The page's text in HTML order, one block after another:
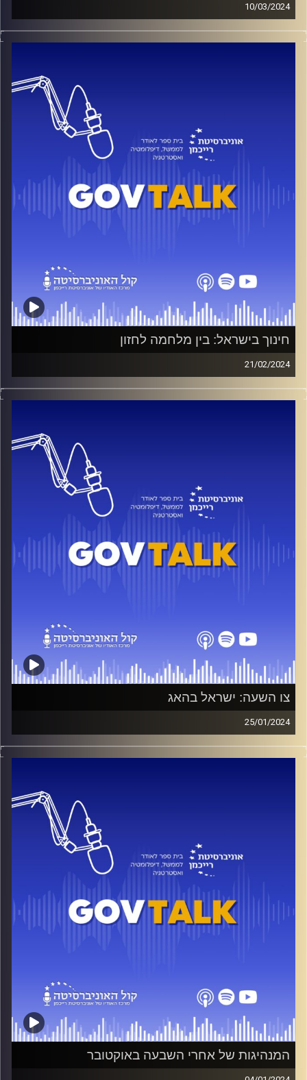
10/03/2024
מאז ה-7 באוקטובר, החברה שלנו לא נראית אותו הדבר. מה זה
PTSD? מה בעצם קרה לנו? איך מעכלים? וכיצד מתמודדים?
הקלינית, התיאורטית והארגונית. שימש בעבר כחבר בוועדה
לארגון השירות הפסיכיאטרי לשעת חירום, מטעם משרד
הבריאות. זוהר גם שימש כחבר במועצה הלאומית לבריאות
הנפש. עד לפני מספר שנים, זוהר שירת כאלוף משנה
במילואים בתפקיד קב"ן פיקוד העורף וכיועץ בכיר של מחלקת
בריאות הנפש בצה"ל.
Gov Talk
הפודאקסט הרשמי של ביה״ס לאודר לממשל,
קרדיט תמונות:בית ספר לאודר לממשל דיפלומטיה ואסטרטגיה
חינוך בישראל: בין מלחמה לחזון
21/02/2024
חינוך בזמן לחימה- איך זה עובד? איך ישראל מתכוונת לשקם
את בתי הספר בישוביי העוטף עבור דור העתיד שלנו? ואיך
משירות ותרומה למדינה? סולידריות, תיקון ותקווה- אלו שלושת
המילים שינחו את הפרק. הרב שי פירון, שר החינוך לשעבר,
נשיא תנועת ״פנימה״ והממונה על תכנית שיקום בתי הספר
בעוטף הצטרף אלינו בכדי לענות על שאלות שמטרידות את
כולנו לאחר האסון של השבעה באוקטובר.
קרדיט תמונות:
בית ספר לאודר לממשל דיפלומטיה ואסטרטגיה
צו השעה: ישראל בהאג
25/01/2024
כל מה שרציתם לדעת על בית הדין הבינלאומי בהאג!
מי המדינה שעמדה להגנתה של ישראל? מהן הנגזרות של
בעזה? עו״ד יעל ויאס, מומחית למשפט בינלאומי ומרצה בבית
הספר הארי רדזינר למשפטים. בעברה עבדה כעורכת דין בהגנה
בבית המשפט הבינלאומי הפלילי בהאג. כמו כן, עבדה
בטריבונל הבינלאומי לפשעים ברואנדה. עם חזרתה ארצה
הקימה את הקליניקה למשפט בינלאומי פלילי והומניטרי
הראשונה מסוגה בארץ.
Talking Lauder
הפודאקסט הרשמי של ביה״ס לאודר
לממשל, דיפלומטיה ואסטרטגיה באוניברסיטת רייכמן, בהגשת
קרדיט תמונות:בית ספר לאודר לממשל דיפלומטיה ואסטרטגיה
המנהיגות של אחרי השבעה באוקטובר